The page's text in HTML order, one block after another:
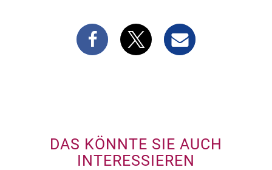
DAS KÖNNTE SIE AUCH
INTERESSIEREN